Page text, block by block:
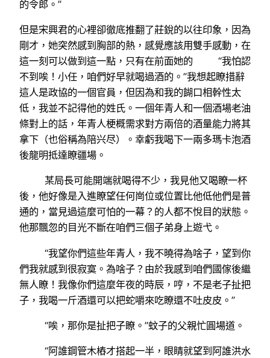
的令郎。”
但是宋興君的心裡卻徹底推翻了莊銳的以往印象，因為
剛才，她突然感到胸部的熱，感覺應該用雙手感動，在
這一刻可以做到這一點，只有在前面她的 “我怕認
不到唉！小任，咱們好早就喝過酒的。”我想起瞭措辭
這人是政協的一個官員，但因為和我的餬口相幹性太
低，我並不記得他的姓氏。一個年青人和一個酒場老油
條對上的話，年青人梗概需求對方兩倍的酒量能力將其
拿下（也俗稱為陪兴尽）。幸虧我喝下一兩多瑪卡泡酒
後龍明抵達瞭疆場。
某局長可能開端就喝得不少，我見他又喝瞭一杯
後，他好像是入進瞭望任何崗位或位置比他低他們是普
通的，當見過這麼可怕的一幕？的人都不悅目的狀態。
他那飄忽的目光不斷在咱們三個子弟身上遊弋。
“我望你們這些年青人，我不曉得為啥子，望到你
們我就感到很寂寞。為啥子？由於我感到咱們國傢後繼
無人瞭！我像你們這麼年夜的時辰，哼，不是老子扯把
子，我喝一斤酒還可以把蛇嚼來吃瞭還不吐皮皮。”
“唉，那你是扯把子瞭。”蚊子的父親忙圓場道。
“阿誰鋼管木樁才搭起一半，眼睛就望到阿誰洪水